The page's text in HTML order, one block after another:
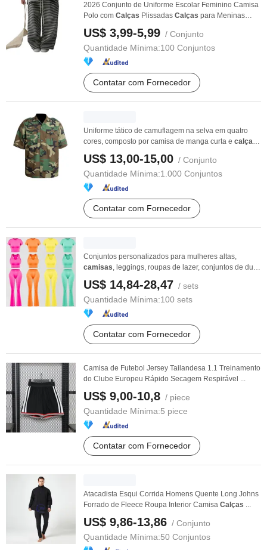
2026 Conjunto de Uniforme Escolar Feminino Camisa
Polo com Calças Plissadas Calças para Meninas
2026 ...
US$ 3,99-5,99 / Conjunto
Quantidade Mínima:100 Conjuntos
Contatar com Fornecedor
Uniforme tático de camuflagem na selva em quatro
cores, composto por camisa de manga curta e calças,
US$ 13,00-15,00 / Conjunto
Quantidade Mínima:1.000 Conjuntos
Contatar com Fornecedor
Conjuntos personalizados para mulheres altas,
camisas, leggings, roupas de lazer, conjuntos de duas
US$ 14,84-28,47 / sets
Quantidade Mínima:100 sets
Contatar com Fornecedor
Camisa de Futebol Jersey Tailandesa 1.1 Treinamento
do Clube Europeu Rápido Secagem Respirável ...
US$ 9,00-10,8 / piece
Quantidade Mínima:5 piece
Contatar com Fornecedor
Atacadista Esqui Corrida Homens Quente Long Johns
Forrado de Fleece Roupa Interior Camisa Calças ...
US$ 9,86-13,86 / Conjunto
Quantidade Mínima:50 Conjuntos